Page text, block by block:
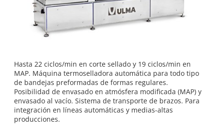
Hasta 22 ciclos/min en corte sellado y 19 ciclos/min en
MAP. Máquina termoselladora automática para todo tipo
de bandejas preformadas de formas regulares.
Posibilidad de envasado en atmósfera modificada (MAP) y
envasado al vacío. Sistema de transporte de brazos. Para
integración en líneas automáticas y medias-altas
producciones.